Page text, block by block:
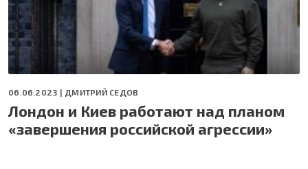
06.06.2023 | ДМИТРИЙ СЕДОВ
Лондон и Киев работают над планом
«завершения российской агрессии»